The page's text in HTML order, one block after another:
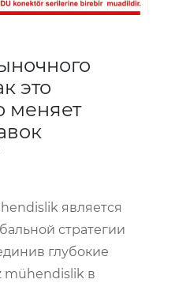
это
меняет
является
стратегии
глубокие
mühendislik в